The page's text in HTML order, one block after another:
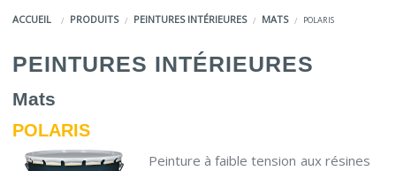
LA MARQUE JEFCO®
ACCUEIL PRODUITS PEINTURES INTÉRIEURES MATS POLARIS
PEINTURES INTÉRIEURES
Mats
POLARIS
Peinture à faible tension aux résines